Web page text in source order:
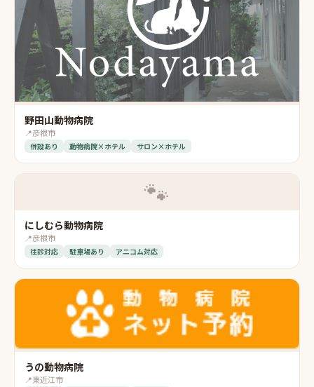
野田山動物病院
📍彦根市
併設あり 動物病院×ホテル サロン×ホテル
🐾
にしむら動物病院
📍彦根市
往診対応 駐車場あり アニコム対応
うの動物病院
📍東近江市